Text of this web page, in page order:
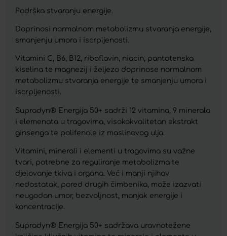
Podrška stvaranju energije.
Doprinosi normalnom metabolizmu stvaranja energije,
smanjenju umora i iscrpljenosti.
Vitamini C, B6, B12, riboflavin, niacin, pantotenska
kiselina te magnezij i željezo doprinose normalnom
metabolizmu stvaranja energije te smanjenju umora i
iscrpljenosti.
Supradyn® Energija 50+ sadrži 12 vitamina, 9 minerala
i elemenata u tragovima, visokokvalitetan ekstrakt
ginsenga te polifenole iz maslinovog ulja.
Vitamini, minerali i elementi u tragovima su važne
tvari, potrebne za reguliranje metabolizma te
djelovanje tkiva i organa. Već i manji njihov
nedostatak, pored drugih čimbenika, može izazvati
neugodan umor, bezvoljnost, manjak energije i
koncentracije.
Supradyn® Energija 50+ sadržava uravnotežene